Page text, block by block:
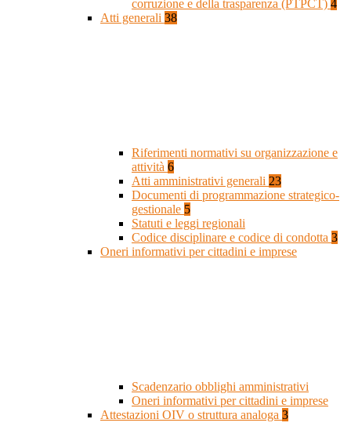
corruzione e della trasparenza (PTPCT) 4
Atti generali 38
Riferimenti normativi su organizzazione e
attività 6
Atti amministrativi generali 23
Documenti di programmazione strategico-
gestionale 5
Statuti e leggi regionali
Codice disciplinare e codice di condotta 3
Oneri informativi per cittadini e imprese
Scadenzario obblighi amministrativi
Oneri informativi per cittadini e imprese
Attestazioni OIV o struttura analoga 3